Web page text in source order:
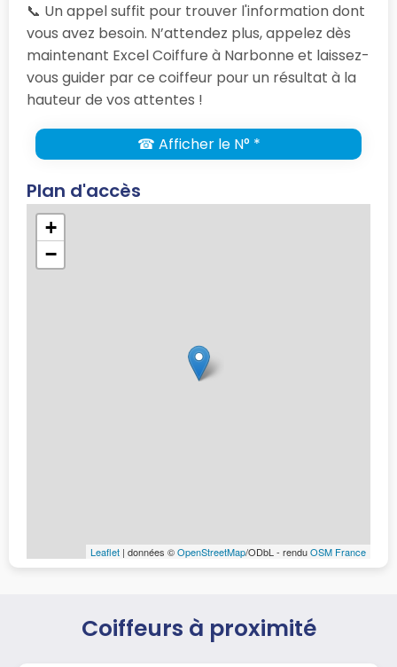
📞 Un appel suffit pour trouver l'information dont
vous avez besoin. N’attendez plus, appelez dès
maintenant Excel Coiffure à Narbonne et laissez-
vous guider par ce coiffeur pour un résultat à la
hauteur de vos attentes !
☎ Afficher le N° *
Plan d'accès
+
−
Leaflet | données ©OpenStreetMap/ODbL - renduOSM France
Coiffeurs à proximité